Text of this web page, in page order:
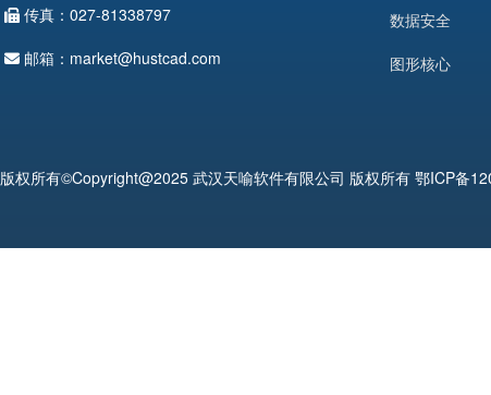
传真：027-81338797
邮箱：market@hustcad.com
数据安全
图形核心
版权所有©Copyright@2025 武汉天喻软件有限公司 版权所有 鄂ICP备